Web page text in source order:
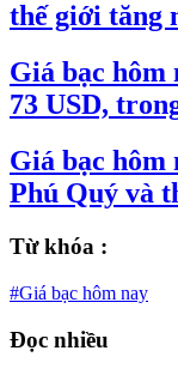
thế giới tăng
Giá bạc hôm
73 USD,
Giá bạc hôm
Phú Quý và
Từ khóa :
#Giá bạc hôm nay
Đọc nhiều